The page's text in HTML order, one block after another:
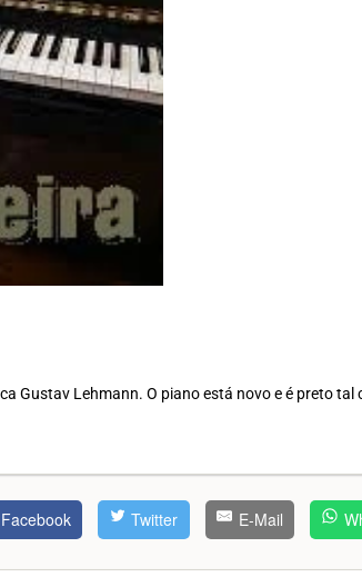
Gustav Lehmann. O piano está novo e é preto tal
Facebook Twitter E-Mail